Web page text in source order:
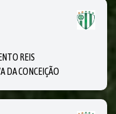
REIS
DA CONCEIÇÃO